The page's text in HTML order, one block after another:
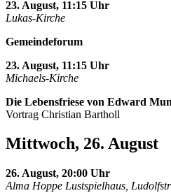
23. August, 11:15 Uhr
Lukas-Kirche
Gemeindeforum
23. August, 11:15 Uhr
Michaels-Kirche
Die Lebensfriese von Edward
Vortrag Christian Bartholl
Mittwoch, 26. August
26. August, 20:00 Uhr
Alma Hoppe Lustspielhaus,